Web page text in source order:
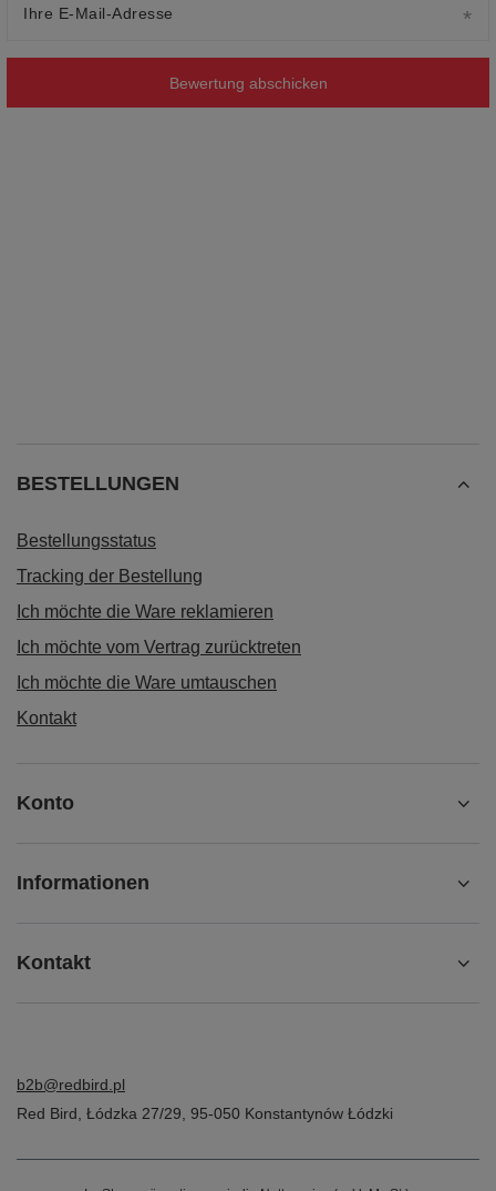
Ihre E-Mail-Adresse
Bewertung abschicken
BESTELLUNGEN
Bestellungsstatus
Tracking der Bestellung
Ich möchte die Ware reklamieren
Ich möchte vom Vertrag zurücktreten
Ich möchte die Ware umtauschen
Kontakt
Konto
Informationen
Kontakt
b2b@redbird.pl
Red Bird Łódzka 27/29 95-050 Konstantynów Łódzki